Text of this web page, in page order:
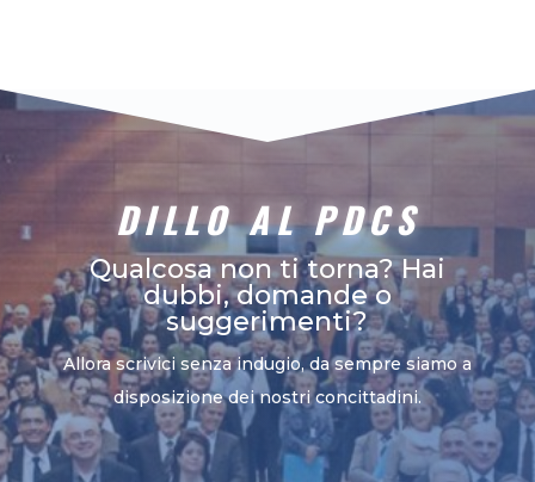
DILLO AL PDCS
Qualcosa non ti torna? Hai
dubbi, domande o
suggerimenti?
Allora scrivici senza indugio, da sempre siamo a
disposizione dei nostri concittadini.